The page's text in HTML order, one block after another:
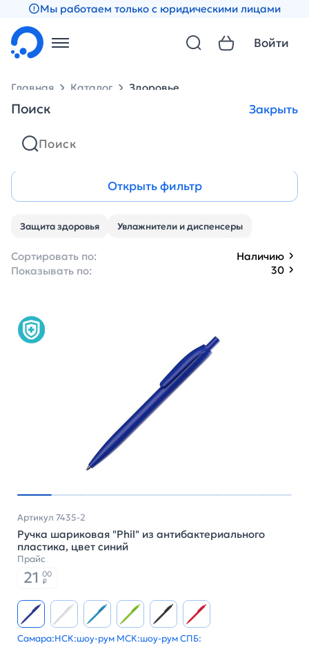
Мы работаем только с юридическими лицами
Поиск Закрыть
Войти
Главная Каталог Здоровье
Здоровье
Открыть фильтр
Защита здоровья Увлажнители и диспенсеры
Сортировать по:
Наличию
Показывать по:
30
Артикул 7435-2
Ручка шариковая "Phil" из антибактериального
пластика, цвет синий
Прайс
21 00
₽
Самара:НСК:шоу-рум МСК:шоу-рум СПБ: